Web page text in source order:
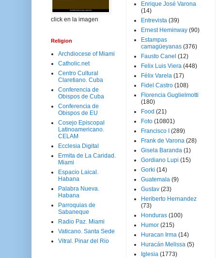
click en la imagen
Religion
Archdiocese of Miami
Catholic.net
Centro Cultural
Claretiano. Cuba
Conferencia de
Obispos de Cuba
Conferencia de
Obispos de EU
Cosejo Episcopal
Latinoamericano.
CELAM
Ecclesia Digital
Ermita de La Caridad.
Miami
Espacio Laical.
Habana
Palabra Nueva.
Habana
Parroquias de
Sabaneque
Radio Paz. Miami
Vaticano. Santa Sede
Vitral. Pinar del Rio
Enrique José Varona
(14)
Entrevista (39)
Ernest Heminway (90)
Estampas
camagüeyanas (376)
Fausto Canel (12)
Felix Luis Viera (448)
Félix Varela (17)
Fidel Castro (108)
Florencia Guglielmotti
(180)
Food (21)
Foto (10801)
Francisco I
(289)
Frank de Varona (28)
Gisela Baranda (1)
Gordiano Lupi (15)
Gorki (14)
Guatemala (9)
Gustav (23)
Heriberto Hernandez
(73)
Honduras (100)
Humor (215)
Huracan Irma (14)
Huracán Melissa (5)
Iglesia (1773)